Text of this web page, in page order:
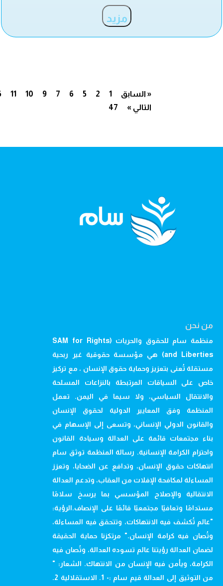
مزيد
« السابق 1
2
5
6
7
9
10
11
47
التالي »
من نحن
منظمة سام للحقوق والحريات (SAM for Rights
and Liberties) هي مؤسسة حقوقية غير ربحية
مستقلة تُعنى بتعزيز وحماية حقوق الإنسان ، مع تركيز
خاص على السياقات المرتبطة بالنزاعات المسلحة
والانتقال السياسي، ولا سيما في اليمن. تعمل
المنظمة وفق المعايير الدولية لحقوق الإنسان
والقانون الدولي الإنساني، وتسعى إلى الإسهام في
بناء مجتمعات قائمة على العدالة وسيادة القانون
واحترام الكرامة الإنسانية. رسالة المنظمة توثق سام
انتهاكات حقوق الإنسان، وتدافع عن الضحايا، وتعزز
المساءلة لمكافحة الإفلات من العقاب، وتدعم العدالة
الانتقالية والإصلاح المؤسسي بما يرسخ سلامًا
مستدامًا وتعافيًا مجتمعيًا قائمًا على الإنصاف.الرؤية:
"عالم تُكشف فيه الانتهاكات، وتتحقق فيه المساءلة،
وتُصان فيه كرامة الإنسان." مرتكزنا حماية الحقيقة
لضمان العدالة رؤيتنا عالم تسوده العدالة، وتُصان فيه
الكرامة، ويأمن فيه الإنسان من الانتهاك. الشعار: "
من التوثيق إلى العدالة قيم سام :- 1. الاستقلالية 2.